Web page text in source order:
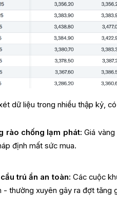
dữ liệu trong nhiều thập kỷ,
rào chống lạm phát: Giá
định mất sức mua.
cầu trú ẩn an toàn: Các cuộc
-thường xuyên gây ra đợt tăng